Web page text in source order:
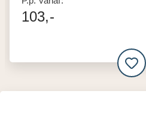
103,-